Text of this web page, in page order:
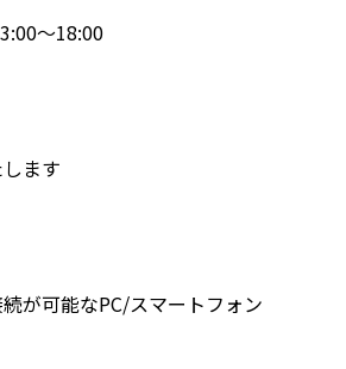
〜18:00
ます
が可能なPC/スマートフォン